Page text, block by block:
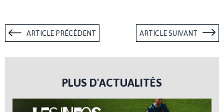
ARTICLE PRÉCÉDENT ARTICLE SUIVANT
PLUS D'ACTUALITÉS